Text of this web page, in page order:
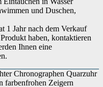
und Duschen,
1 Jahr nach dem Verkauf
haben, kontaktieren
Ihnen eine